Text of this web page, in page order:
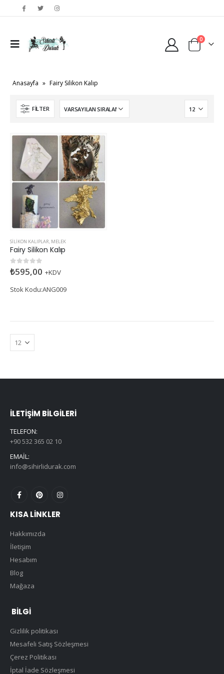
0
Anasayfa » Fairy Silikon Kalıp
FILTER
SILIKON KALIPLAR, MELEK
Fairy Silikon Kalıp
05 üzerinden
₺595,00 +KDV
Stok Kodu:ANG009
İLETIŞIM BILGILERI
TELEFON:
+90 532 365 02 10
EMAIL:
info@sihirlidurak.com
KISA LINKLER
Hakkımızda
İletişim
Hesabım
Blog
Mağaza
BILGI
Gizlilik politikası
Mesafeli Satış Sözleşmesi
Çerez Politikası
İptal İade Sözleşmesi